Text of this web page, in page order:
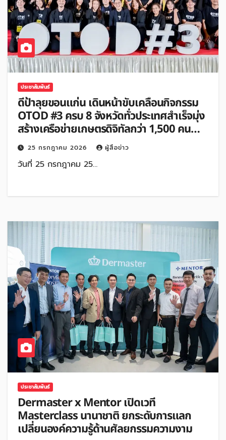
ประชาสัมพันธ์
ดีป้าลุยขอนแก่น เดินหน้าขับเคลื่อนกิจกรรม
OTOD #3 ครบ 8 จังหวัดทั่วประเทศสำเร็จมุ่ง
สร้างเครือข่ายเกษตรดิจิทัลกว่า 1,500 คน
ต่อยอด Smart Agricultureสู่การพัฒนา
เศรษฐกิจฐานรากอีสานตอนกลาง
25 กรกฎาคม 2026 ผู้สื่อข่าว
วันที่ 25 กรกฎาคม 25…
ประชาสัมพันธ์
Dermaster x Mentor เปิดเวที
Masterclass นานาชาติ ยกระดับการแลก
เปลี่ยนองค์ความรู้ด้านศัลยกรรมความงาม